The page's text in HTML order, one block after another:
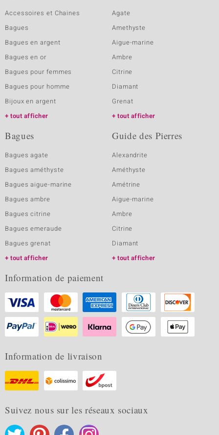
Accessoires et Chaines
Bagues
Bagues en argent
Bagues en or
Bagues pour femmes
Bagues pour homme
Bijoux en argent
tout afficher
Agate
Amethyste
Aigue-marine
Ambre
Citrine
Diamant
Grenat
tout afficher
Bagues
Bagues agate
Bagues améthyste
Bagues aigue-marine
Bagues ambre
Bagues citrine
Bagues emeraude
Bagues grenat
tout afficher
Guide des Pierres
Alexandrite
Améthyste
Amétrine
Aigue-marine
Ambre
Citrine
Diamant
tout afficher
Information de paiement
Information de livraison
Suivez nous sur les réseaux sociaux